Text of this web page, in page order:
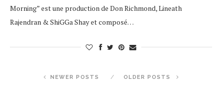
Morning” est une production de Don Richmond, Lineath
Rajendran & ShiGGa Shay et composé…
NEWER POSTS OLDER POSTS